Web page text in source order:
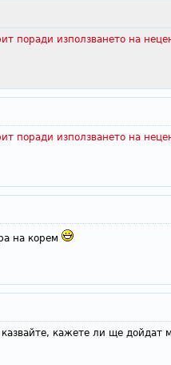
поради използването на
поради използването на
на корем
кажете ли ще дойдат